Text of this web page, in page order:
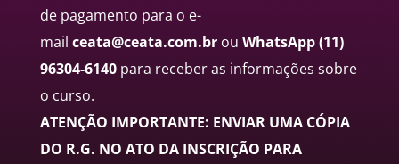
de pagamento para o e-
mail ceata@ceata.com.br ou WhatsApp(11)
96304-6140 para receber as informações sobre
o curso.
ATENÇÃO IMPORTANTE: ENVIAR UMA CÓPIA
DO R.G. NO ATO DA INSCRIÇÃO PARA